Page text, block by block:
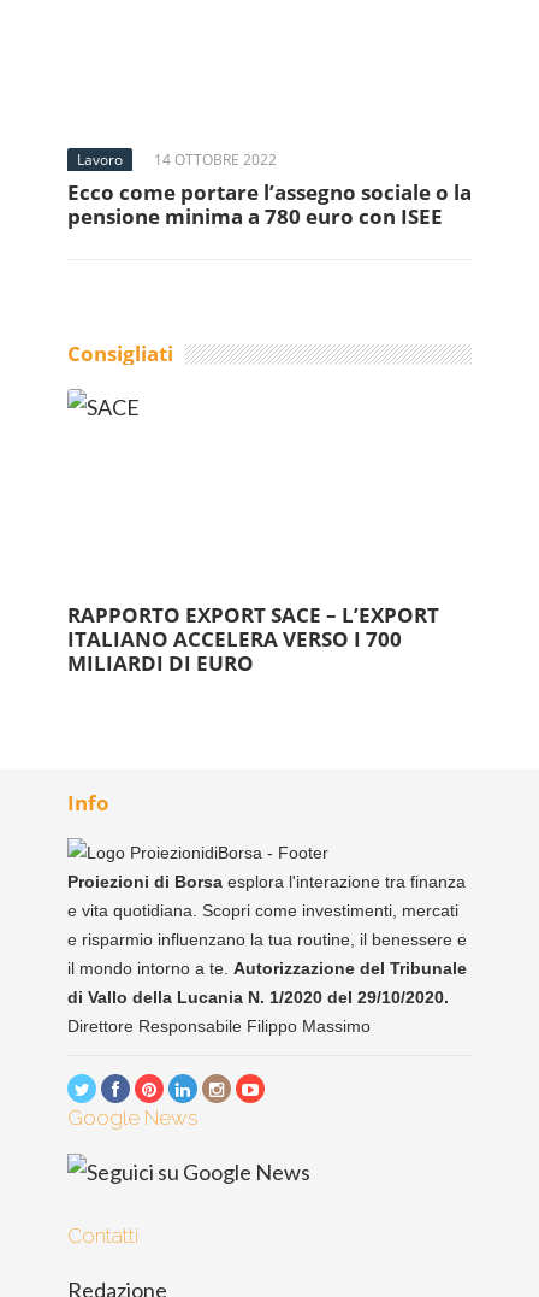
Lavoro 14 OTTOBRE 2022
Ecco come portare l’assegno sociale o la
pensione minima a 780 euro con ISEE
Consigliati
RAPPORTO EXPORT SACE – L’EXPORT
ITALIANO ACCELERA VERSO I 700
MILIARDI DI EURO
Info
Proiezioni di Borsa esplora l'interazione tra finanza
e vita quotidiana. Scopri come investimenti, mercati
e risparmio influenzano la tua routine, il benessere e
il mondo intorno a te. Autorizzazione del Tribunale
di Vallo della Lucania N. 1/2020 del 29/10/2020.
Direttore Responsabile Filippo Massimo
Google News
Contatti
Redazione